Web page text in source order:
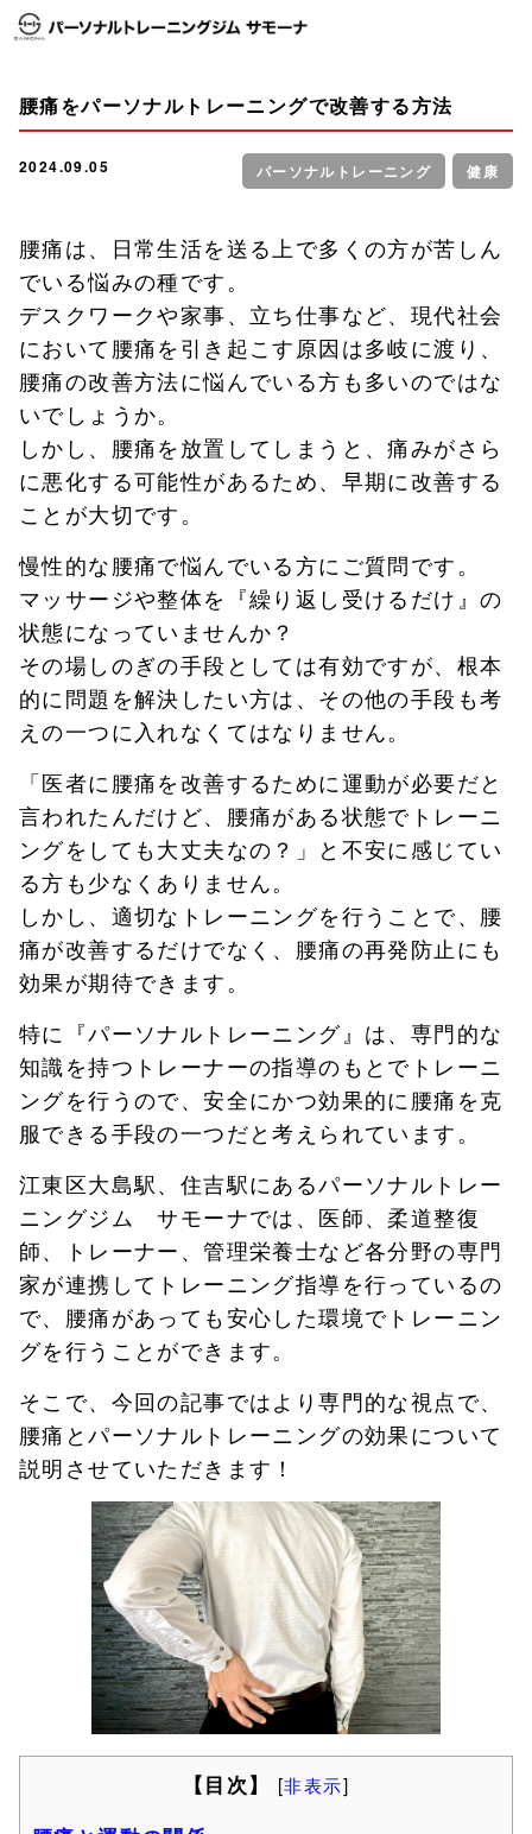
腰痛をパーソナルトレーニングで改善する方法
2024.09.05 パーソナルトレーニング 健康
腰痛は、日常生活を送る上で多くの方が苦しん
でいる悩みの種です。
デスクワークや家事、立ち仕事など、現代社会
において腰痛を引き起こす原因は多岐に渡り、
腰痛の改善方法に悩んでいる方も多いのではな
いでしょうか。
しかし、腰痛を放置してしまうと、痛みがさら
に悪化する可能性があるため、早期に改善する
ことが大切です。
慢性的な腰痛で悩んでいる方にご質問です。
マッサージや整体を『繰り返し受けるだけ』の
状態になっていませんか？
その場しのぎの手段としては有効ですが、根本
的に問題を解決したい方は、その他の手段も考
えの一つに入れなくてはなりません。
「医者に腰痛を改善するために運動が必要だと
言われたんだけど、腰痛がある状態でトレーニ
ングをしても大丈夫なの？」と不安に感じてい
る方も少なくありません。
しかし、適切なトレーニングを行うことで、腰
痛が改善するだけでなく、腰痛の再発防止にも
効果が期待できます。
特に『パーソナルトレーニング』は、専門的な
知識を持つトレーナーの指導のもとでトレーニ
ングを行うので、安全にかつ効果的に腰痛を克
服できる手段の一つだと考えられています。
江東区大島駅、住吉駅にあるパーソナルトレー
ニングジム サモーナでは、医師、柔道整復
師、トレーナー、管理栄養士など各分野の専門
家が連携してトレーニング指導を行っているの
で、腰痛があっても安心した環境でトレーニン
グを行うことができます。
そこで、今回の記事ではより専門的な視点で、
腰痛とパーソナルトレーニングの効果について
説明させていただきます！
【目次】 [非表示]